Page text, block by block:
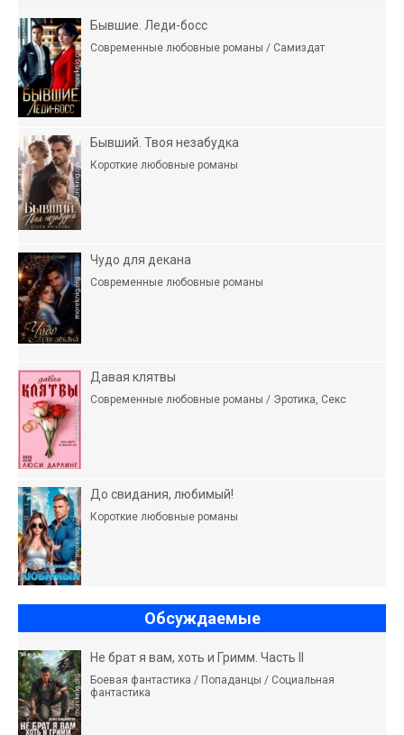
Бывшие. Леди-босс
Современные любовные романы / Самиздат
Бывший. Твоя незабудка
Короткие любовные романы
Чудо для декана
Современные любовные романы
Давая клятвы
Современные любовные романы / Эротика, Секс
До свидания, любимый!
Короткие любовные романы
Обсуждаемые
Не брат я вам, хоть и Гримм. Часть II
Боевая фантастика / Попаданцы / Социальная
фантастика